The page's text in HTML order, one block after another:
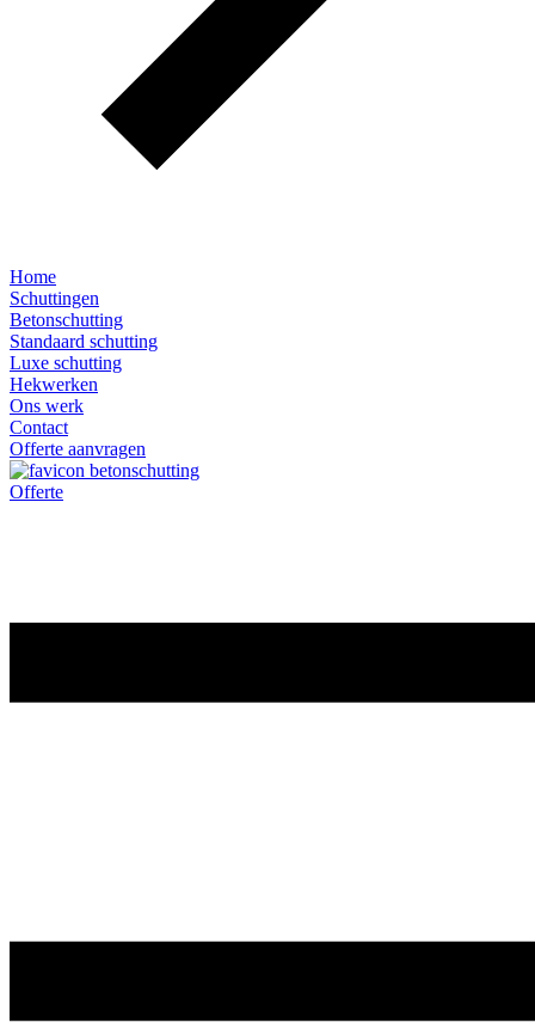
Home
Schuttingen
Betonschutting
Standaard schutting
Luxe schutting
Hekwerken
Ons werk
Contact
Offerte aanvragen
Offerte